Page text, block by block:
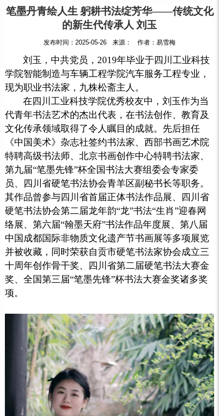
笔墨丹青绘人生 躬耕书法绽芳华——传统文化
的新生代传承人 刘玉
发布时间：2025-05-26 来源： 作者：易雪梅
刘玉，中共党员，2019年毕业于四川工业科技
学院智能制造与车辆工程学院汽车服务工程专业，
现为职业书法家，九株松斋主人。
在四川工业科技学院优秀校友中，刘玉作为当
代青年书法艺术的杰出代表，在书法创作、教育及
文化传承领域取得了令人瞩目的成就。先后担任
《中国美术》杂志社签约书法家、西部书画艺术院
特聘高级书法师、北京书画创作中心特聘书法家、
第九届“笔墨先锋”杯全国书法大赛组委会专家委
员、四川省硬笔书法协会青羊区副秘书长等职务。
其作品曾参与四川省首届正体书法作品展、四川省
硬笔书法协会第二届龙年韵“龙”书法“生肖”迎春网
络展、第六届“翰墨天府”书法作品年度展、第八届
中国成都国际非物质文化遗产节书画展等多项展览
并被收藏，同时荣获自贡市硬笔书法家协会成立三
十周年创作骨干奖、四川省第二届硬笔书法大赛金
奖、全国第三届“笔墨先锋”杯书法大赛金奖诸多奖
项。